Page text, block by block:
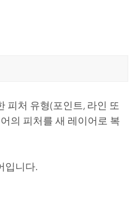
피처 유형(포인트, 라인 또
의 피처를 새 레이어로 복
입니다.